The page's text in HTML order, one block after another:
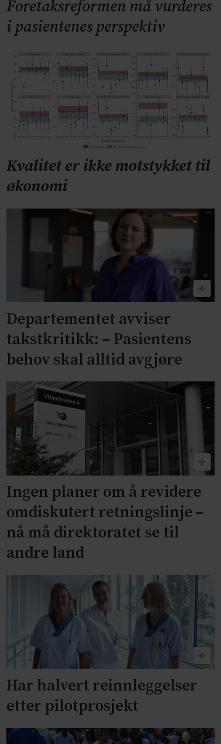
Foretaksreformen må vurderes
i pasientenes perspektiv
Kvalitet er ikke motstykket til
økonomi
Departementet avviser
takstkritikk: – Pasientens
behov skal alltid avgjøre
Ingen planer om å revidere
omdiskutert retningslinje –
nå må direktoratet se til
andre land
Har halvert reinnleggelser
etter pilotprosjekt